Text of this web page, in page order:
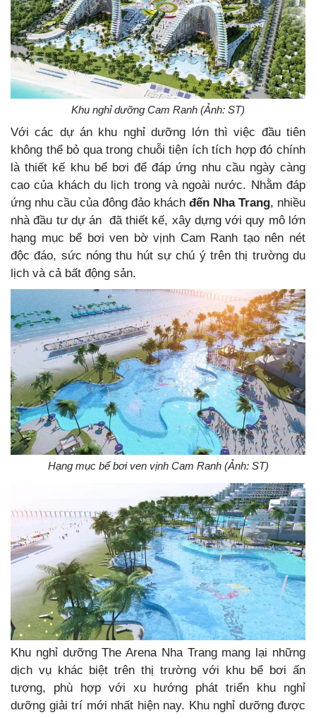
Khu nghỉ dưỡng Cam Ranh (Ảnh: ST)
Với các dự án khu nghỉ dưỡng lớn thì việc đầu tiên
không thể bỏ qua trong chuỗi tiện ích tích hợp đó chính
là thiết kế khu bể bơi để đáp ứng nhu cầu ngày càng
cao của khách du lịch trong và ngoài nước. Nhằm đáp
ứng nhu cầu của đông đảo khách đến Nha Trang, nhiều
nhà đầu tư dự án đã thiết kế, xây dựng với quy mô lớn
hạng mục bể bơi ven bờ vịnh Cam Ranh tạo nên nét
độc đáo, sức nóng thu hút sự chú ý trên thị trường du
lịch và cả bất động sản.
Hạng mục bể bơi ven vịnh Cam Ranh (Ảnh: ST)
Khu nghỉ dưỡng The Arena Nha Trang mang lại những
dịch vụ khác biệt trên thị trường với khu bể bơi ấn
tượng, phù hợp với xu hướng phát triển khu nghỉ
dưỡng giải trí mới nhất hiện nay. Khu nghỉ dưỡng được